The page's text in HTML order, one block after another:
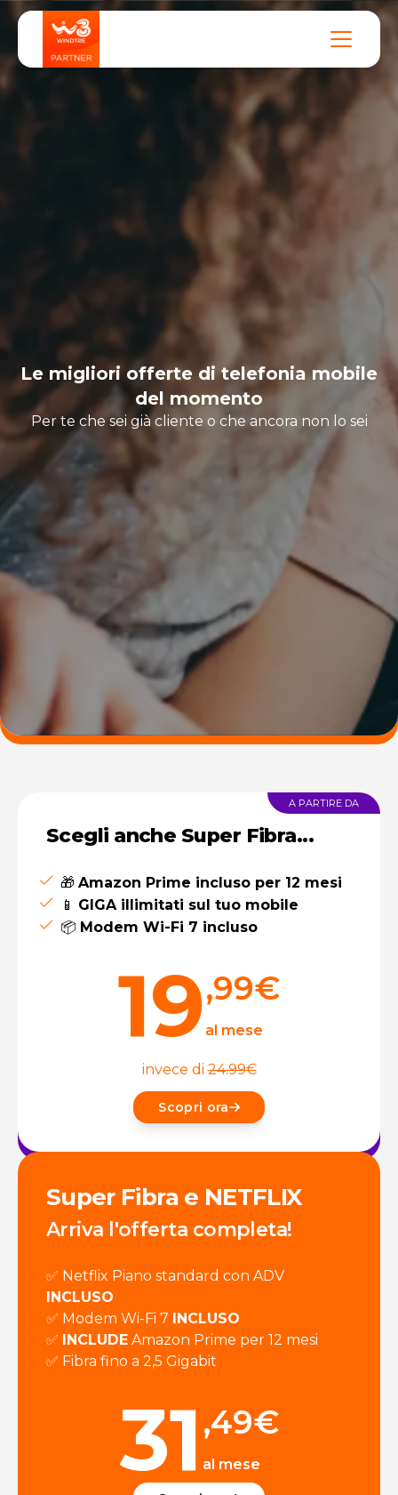
Le migliori offerte di telefonia mobile
del momento
Per te che sei già cliente o che ancora non lo sei
Scegli anche Super Fibra...
🎁 Amazon Prime incluso per 12 mesi
📱 GIGA illimitati sul tuo mobile
📦 Modem Wi-Fi 7 incluso
19,99€
al mese
invece di 24.99€
Scopri ora
A PARTIRE DA
Super Fibra e NETFLIX
Arriva l'offerta completa!
✅ Netflix Piano standard con ADV
INCLUSO
✅ Modem Wi-Fi 7 INCLUSO
✅ INCLUDE Amazon Prime per 12 mesi
✅ Fibra fino a 2,5 Gigabit
31 ,49€
al mese